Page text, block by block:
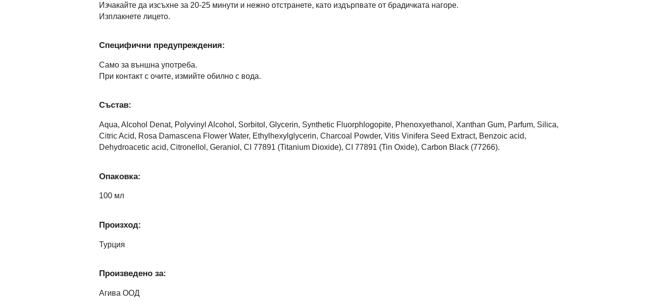
Изчакайте да изсъхне за 20-25 минути и нежно отстранете, като издърпвате от брадичката нагоре.
Изплакнете лицето.
Специфични предупреждения:
Само за външна употреба.
При контакт с очите, измийте обилно с вода.
Състав:
Aqua, Alcohol Denat, Polyvinyl Alcohol, Sorbitol, Glycerin, Synthetic Fluorphlogopite, Phenoxyethanol, Xanthan Gum, Parfum, Silica,
Citric Acid, Rosa Damascena Flower Water, Ethylhexylglycerin, Charcoal Powder, Vitis Vinifera Seed Extract, Benzoic acid,
Dehydroacetic acid, Citronellol, Geraniol, CI 77891 (Titanium Dioxide), CI 77891 (Tin Oxide), Carbon Black (77266).
Опаковка:
100 мл
Произход:
Турция
Произведено за:
Агива ООД